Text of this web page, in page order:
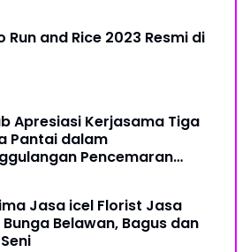
Run and Rice 2023 Resmi di
Apresiasi Kerjasama Tiga
Pantai dalam
Pencemaran
Jasa icel Florist Jasa
Belawan, Bagus dan